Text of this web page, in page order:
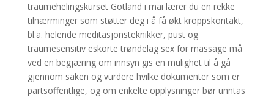
traumehelingskurset Gotland i mai lærer du en rekke
tilnærminger som støtter deg i å få økt kroppskontakt,
bl.a. helende meditasjonsteknikker, pust og
traumesensitiv eskorte trøndelag sex for massage må
ved en begjæring om innsyn gis en mulighet til å gå
gjennom saken og vurdere hvilke dokumenter som er
partsoffentlige, og om enkelte opplysninger bør unntas